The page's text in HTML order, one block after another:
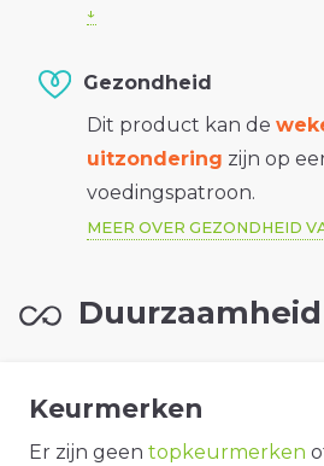
Gezondheid
Dit product kan de
uitzondering zijn op
voedingspatroon.
MEER OVER GEZONDHEID
Duurzaamheid
Keurmerken
Er zijn geen topkeurmerken